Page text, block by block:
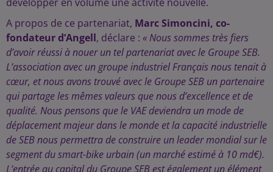
A propos de ce partenariat, Marc Simoncini, co-
fondateur d’Angell, déclare : « Nous sommes très fiers
d’avoir réussi à nouer un tel partenariat avec le Groupe SEB.
L’association avec un groupe industriel Français nous tenait à
cœur, et nous avons trouvé avec le Groupe SEB un partenaire
qui partage les mêmes valeurs que nous d’excellence et de
qualité. Nous pensons que le VAE deviendra un mode de
déplacement majeur dans le monde et la capacité industrielle
de SEB nous permettra de construire un leader mondial sur le
segment du smart-bike urbain (un marché estimé à 10 md€).
L’entrée au capital du Groupe SEB est également un élément